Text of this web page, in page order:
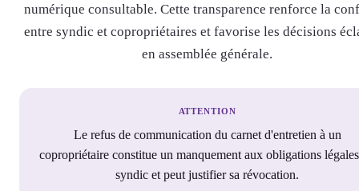
numérique consultable. Cette transparence renforce la
entre syndic et copropriétaires et favorise les décisions
en assemblée générale.
ATTENTION
Le refus de communication du carnet d'entretien à un
copropriétaire constitue un manquement aux obligations
syndic et peut justifier sa révocation.